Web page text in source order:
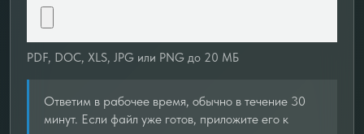
PDF, DOC, XLS, JPG или PNG до 20 МБ
Ответим в рабочее время, обычно в течение 30
минут. Если файл уже готов, приложите его к